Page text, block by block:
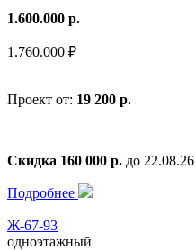
1.600.000 р.
1.760.000 ₽
Проект от: 19 200 р.
Скидка 160 000 р. до 22.08.26
Подробнее
Ж-67-93
одноэтажный